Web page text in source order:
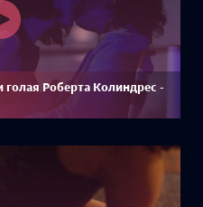
Роберта Колиндрес -